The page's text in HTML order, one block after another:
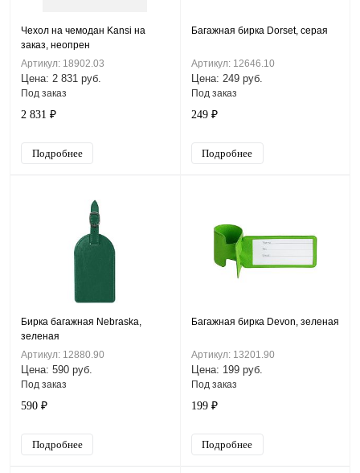
Чехол на чемодан Kansi на
заказ, неопрен
Артикул: 18902.03
Цена: 2 831 руб.
Под заказ
2 831 ₽
Подробнее
Багажная бирка Dorset, серая
Артикул: 12646.10
Цена: 249 руб.
Под заказ
249 ₽
Подробнее
Бирка багажная Nebraska,
зеленая
Артикул: 12880.90
Цена: 590 руб.
Под заказ
590 ₽
Подробнее
Багажная бирка Devon, зеленая
Артикул: 13201.90
Цена: 199 руб.
Под заказ
199 ₽
Подробнее